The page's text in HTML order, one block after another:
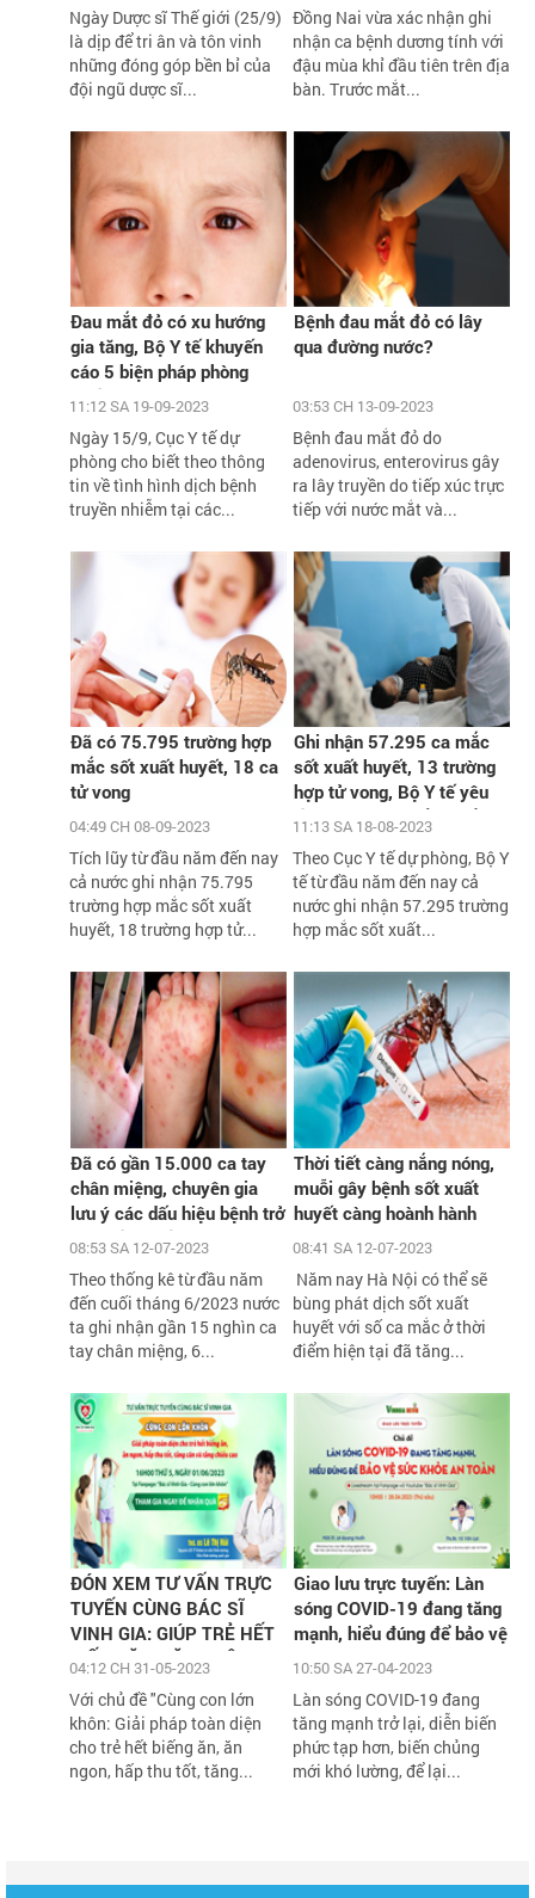
Ngày Dược sĩ Thế giới (25/9)
là dịp để tri ân và tôn vinh
những đóng góp bền bỉ của
đội ngũ dược sĩ...
Đồng Nai vừa xác nhận ghi
nhận ca bệnh dương tính với
đậu mùa khỉ đầu tiên trên địa
bàn. Trước mắt...
Đau mắt đỏ có xu hướng
gia tăng, Bộ Y tế khuyến
cáo 5 biện pháp phòng
chống
11:12 SA 19-09-2023
Ngày 15/9, Cục Y tế dự
phòng cho biết theo thông
tin về tình hình dịch bệnh
truyền nhiễm tại các...
Bệnh đau mắt đỏ có lây
qua đường nước?
03:53 CH 13-09-2023
Bệnh đau mắt đỏ do
adenovirus, enterovirus gây
ra lây truyền do tiếp xúc trực
tiếp với nước mắt và...
Đã có 75.795 trường hợp
mắc sốt xuất huyết, 18 ca
tử vong
04:49 CH 08-09-2023
Tích lũy từ đầu năm đến nay
cả nước ghi nhận 75.795
trường hợp mắc sốt xuất
huyết, 18 trường hợp tử...
Ghi nhận 57.295 ca mắc
sốt xuất huyết, 13 trường
hợp tử vong, Bộ Y tế yêu
cầu xử lý triệt để các ổ
11:13 SA 18-08-2023
Theo Cục Y tế dự phòng, Bộ Y
tế từ đầu năm đến nay cả
nước ghi nhận 57.295 trường
hợp mắc sốt xuất...
Đã có gần 15.000 ca tay
chân miệng, chuyên gia
lưu ý các dấu hiệu bệnh trở
nặng cần biết
08:53 SA 12-07-2023
Theo thống kê từ đầu năm
đến cuối tháng 6/2023 nước
ta ghi nhận gần 15 nghìn ca
tay chân miệng, 6...
Thời tiết càng nắng nóng,
muỗi gây bệnh sốt xuất
huyết càng hoành hành
08:41 SA 12-07-2023
Năm nay Hà Nội có thể sẽ
bùng phát dịch sốt xuất
huyết với số ca mắc ở thời
điểm hiện tại đã tăng...
ĐÓN XEM TƯ VẤN TRỰC
TUYẾN CÙNG BÁC SĨ
VINH GIA: GIÚP TRẺ HẾT
BIẾNG ĂN, TĂNG CÂN,
HÀNG NGÀN QUÀ TẶNG
H
04:12 CH 31-05-2023
Với chủ đề "Cùng con lớn
khôn: Giải pháp toàn diện
cho trẻ hết biếng ăn, ăn
ngon, hấp thu tốt, tăng...
Giao lưu trực tuyến: Làn
sóng COVID-19 đang tăng
mạnh, hiểu đúng để bảo vệ
sức khỏe an toàn
10:50 SA 27-04-2023
Làn sóng COVID-19 đang
tăng mạnh trở lại, diễn biến
phức tạp hơn, biến chủng
mới khó lường, để lại...